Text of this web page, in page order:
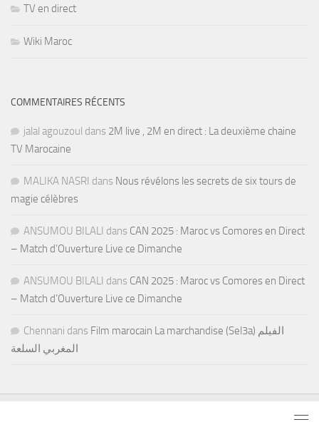
TV en direct
Wiki Maroc
COMMENTAIRES RÉCENTS
jalal agouzoul dans 2M live , 2M en direct : La deuxième chaine
TV Marocaine
MALIKA NASRI dans Nous révélons les secrets de six tours de
magie célèbres
ANSUMOU BILALI dans CAN 2025 : Maroc vs Comores en Direct
– Match d’Ouverture Live ce Dimanche
ANSUMOU BILALI dans CAN 2025 : Maroc vs Comores en Direct
– Match d’Ouverture Live ce Dimanche
Chennani dans Film marocain La marchandise (Sel3a) الفيلم
المغربي السلعة